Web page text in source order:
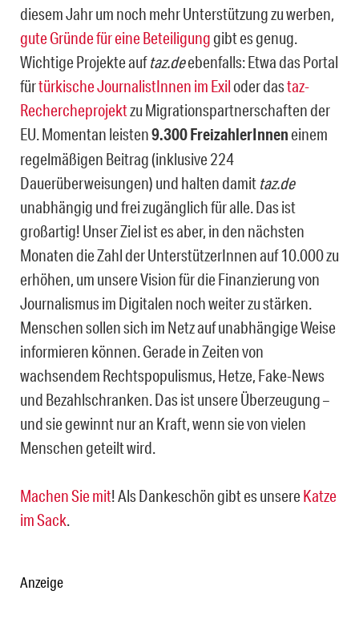
diesem Jahr um noch mehr Unterstützung zu werben,
gute Gründe für eine Beteiligunggibt es genug.
Wichtige Projekte auftaz.deebenfalls: Etwa das Portal
fürtürkische JournalistInnen im Exiloder dastaz-
Rechercheprojektzu Migrationspartnerschaften der
EU. Momentan leisten9.300 FreizahlerInneneinem
regelmäßigen Beitrag (inklusive 224
Dauerüberweisungen) und halten damit taz.de
unabhängig und frei zugänglich für alle. Das ist
großartig! Unser Ziel ist es aber, in den nächsten
Monaten die Zahl der UnterstützerInnen auf 10.000 zu
erhöhen, um unsere Vision für die Finanzierung von
Journalismus im Digitalen noch weiter zu stärken.
Menschen sollen sich im Netz auf unabhängige Weise
informieren können. Gerade in Zeiten von
wachsendem Rechtspopulismus, Hetze, Fake-News
und Bezahlschranken. Das ist unsere Überzeugung –
und sie gewinnt nur an Kraft, wenn sie von vielen
Menschen geteilt wird.
Machen Sie mit! Als Dankeschön gibt es unsereKatze
im Sack
Anzeige